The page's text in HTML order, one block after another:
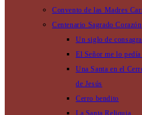
Convento de las Madres
Centenario Sagrado Corazón
Un siglo de
El Señor me lo
Una Santa en el
de Jesús
Cerro bendito
La Santa Reliquia